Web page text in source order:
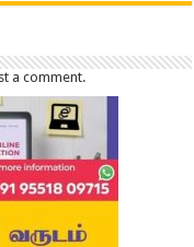
a comment.